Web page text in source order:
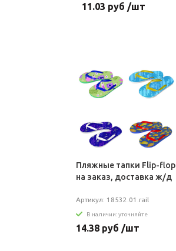
11.03 руб /шт
Пляжные тапки Flip-flop
на заказ, доставка ж/д
Артикул: 18532.01.rail
В наличии: уточняйте
14.38 руб /шт